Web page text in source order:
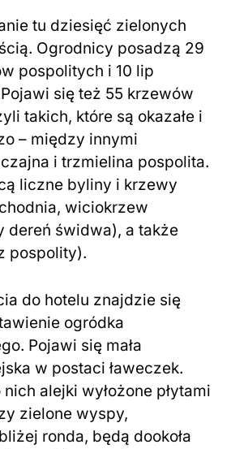
tu dziesięć zielonych
Ogrodnicy posadzą 29
pospolitych i 10 lip
się też 55 krzewów
takich, które są okazałe i
– między innymi
i trzmielina pospolita.
liczne byliny i krzewy
wiciokrzew
dereń świdwa), a także
pospolity).
do hotelu znajdzie się
ogródka
Pojawi się mała
w postaci ławeczek.
alejki wyłożone płytami
zielone wyspy,
ronda, będą dookoła